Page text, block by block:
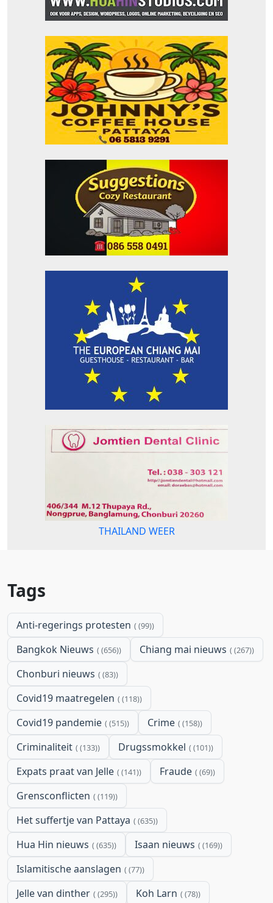
THAILAND WEER
Tags
Anti-regerings protesten (99)
Bangkok Nieuws (656) Chiang mai nieuws (267)
Chonburi nieuws (83)
Covid19 maatregelen (118)
Covid19 pandemie (515) Crime (158)
Criminaliteit (133) Drugssmokkel (101)
Expats praat van Jelle (141) Fraude (69)
Grensconflicten (119)
Het suffertje van Pattaya (635)
Hua Hin nieuws (635) Isaan nieuws (169)
Islamitische aanslagen (77)
Jelle van dinther (295) Koh Larn (78)